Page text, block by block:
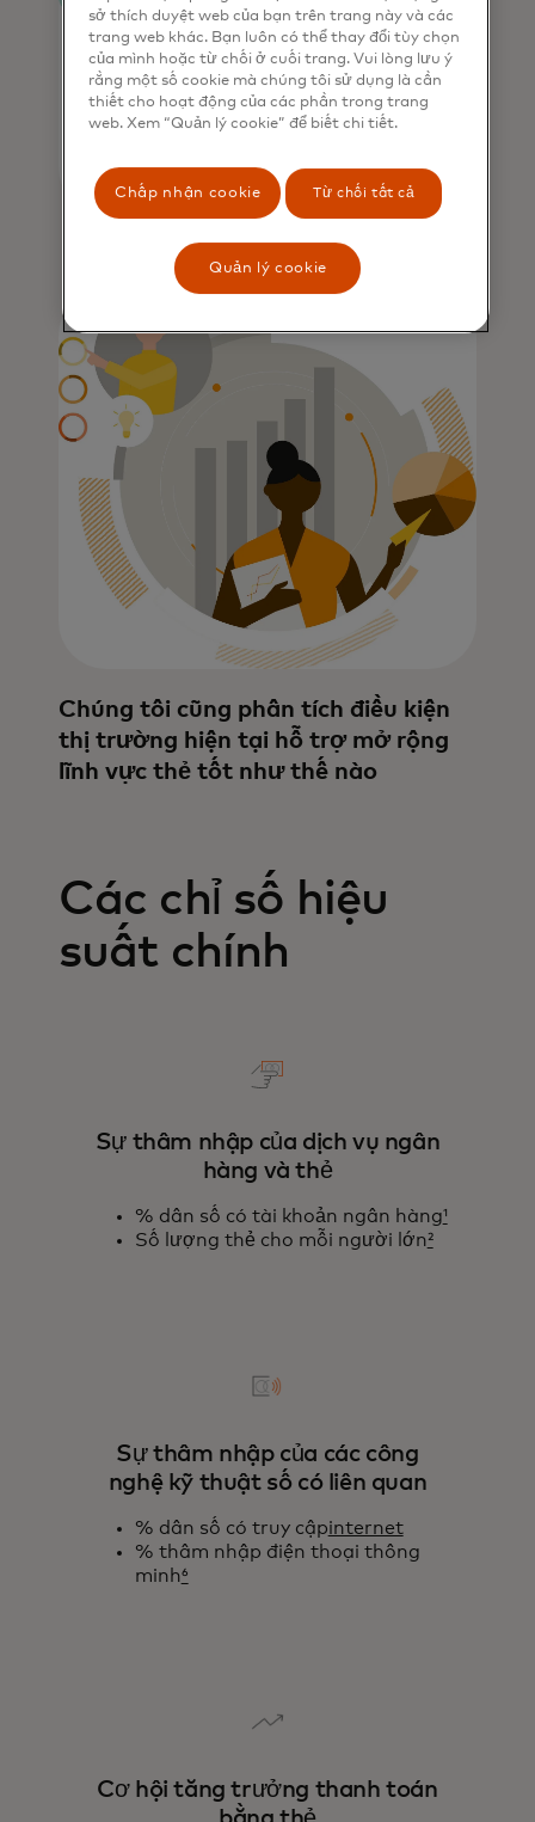
Chúng tôi cũng phân tích điều kiện
thị trường hiện tại hỗ trợ mở rộng
lĩnh vực thẻ tốt như thế nào
Các chỉ số hiệu
suất chính
Sự thâm nhập của dịch vụ ngân
hàng và thẻ
% dân số có tài khoản ngân hàng¹
Số lượng thẻ cho mỗi người lớn²
Sự thâm nhập của các công
nghệ kỹ thuật số có liên quan
% dân số có truy cậpinternet
% thâm nhập điện thoại thông
minh⁶
Cơ hội tăng trưởng thanh toán
sở thích duyệt web của bạn trên trang này và các
trang web khác. Bạn luôn có thể thay đổi tùy chọn
của mình hoặc từ chối ở cuối trang. Vui lòng lưu ý
rằng một số cookie mà chúng tôi sử dụng là cần
thiết cho hoạt động của các phần trong trang
web. Xem “Quản lý cookie” để biết chi tiết.
Chấp nhận cookie Từ chối tất cả
Quản lý cookie